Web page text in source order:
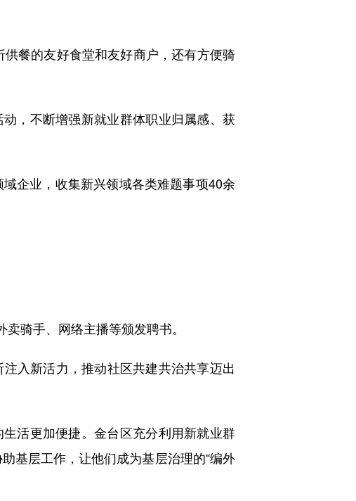
餐的友好食堂和友好商户，还有方便骑
，不断增强新就业群体职业归属感、获
企业，收集新兴领域各类难题事项40余
骑手、网络主播等颁发聘书。
入新活力，推动社区共建共治共享迈出
活更加便捷。金台区充分利用新就业群
基层工作，让他们成为基层治理的“编外